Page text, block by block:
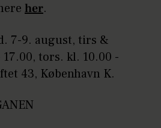
her.
7-9. august, tirs &
tors. kl. 10.00 -
43, København K.